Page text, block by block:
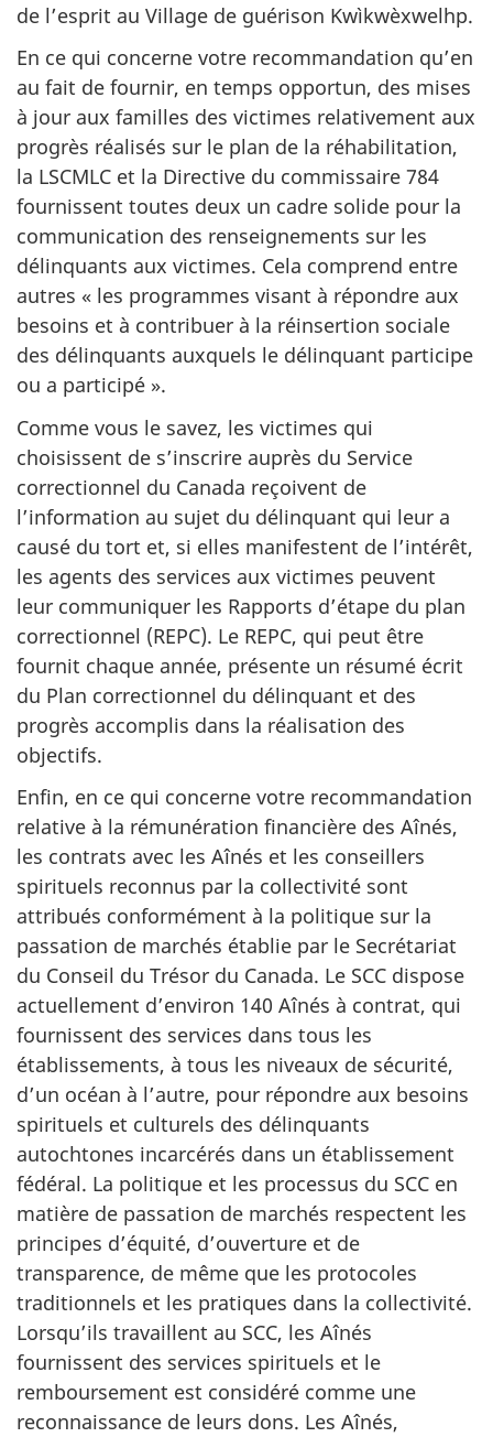
de l’esprit au Village de guérison Kwìkwèxwelhp.
En ce qui concerne votre recommandation qu’en
au fait de fournir, en temps opportun, des mises
à jour aux familles des victimes relativement aux
progrès réalisés sur le plan de la réhabilitation,
la LSCMLC et la Directive du commissaire 784
fournissent toutes deux un cadre solide pour la
communication des renseignements sur les
délinquants aux victimes. Cela comprend entre
autres « les programmes visant à répondre aux
besoins et à contribuer à la réinsertion sociale
des délinquants auxquels le délinquant participe
ou a participé ».
Comme vous le savez, les victimes qui
choisissent de s’inscrire auprès du Service
correctionnel du Canada reçoivent de
l’information au sujet du délinquant qui leur a
causé du tort et, si elles manifestent de l’intérêt,
les agents des services aux victimes peuvent
leur communiquer les Rapports d’étape du plan
correctionnel (REPC). Le REPC, qui peut être
fournit chaque année, présente un résumé écrit
du Plan correctionnel du délinquant et des
progrès accomplis dans la réalisation des
objectifs.
Enfin, en ce qui concerne votre recommandation
relative à la rémunération financière des Aînés,
les contrats avec les Aînés et les conseillers
spirituels reconnus par la collectivité sont
attribués conformément à la politique sur la
passation de marchés établie par le Secrétariat
du Conseil du Trésor du Canada. Le SCC dispose
actuellement d’environ 140 Aînés à contrat, qui
fournissent des services dans tous les
établissements, à tous les niveaux de sécurité,
d’un océan à l’autre, pour répondre aux besoins
spirituels et culturels des délinquants
autochtones incarcérés dans un établissement
fédéral. La politique et les processus du SCC en
matière de passation de marchés respectent les
principes d’équité, d’ouverture et de
transparence, de même que les protocoles
traditionnels et les pratiques dans la collectivité.
Lorsqu’ils travaillent au SCC, les Aînés
fournissent des services spirituels et le
remboursement est considéré comme une
reconnaissance de leurs dons. Les Aînés,